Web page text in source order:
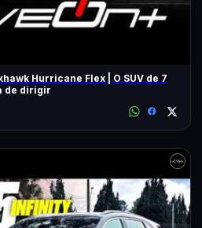
Hurricane Flex | O SUV de 7
de dirigir